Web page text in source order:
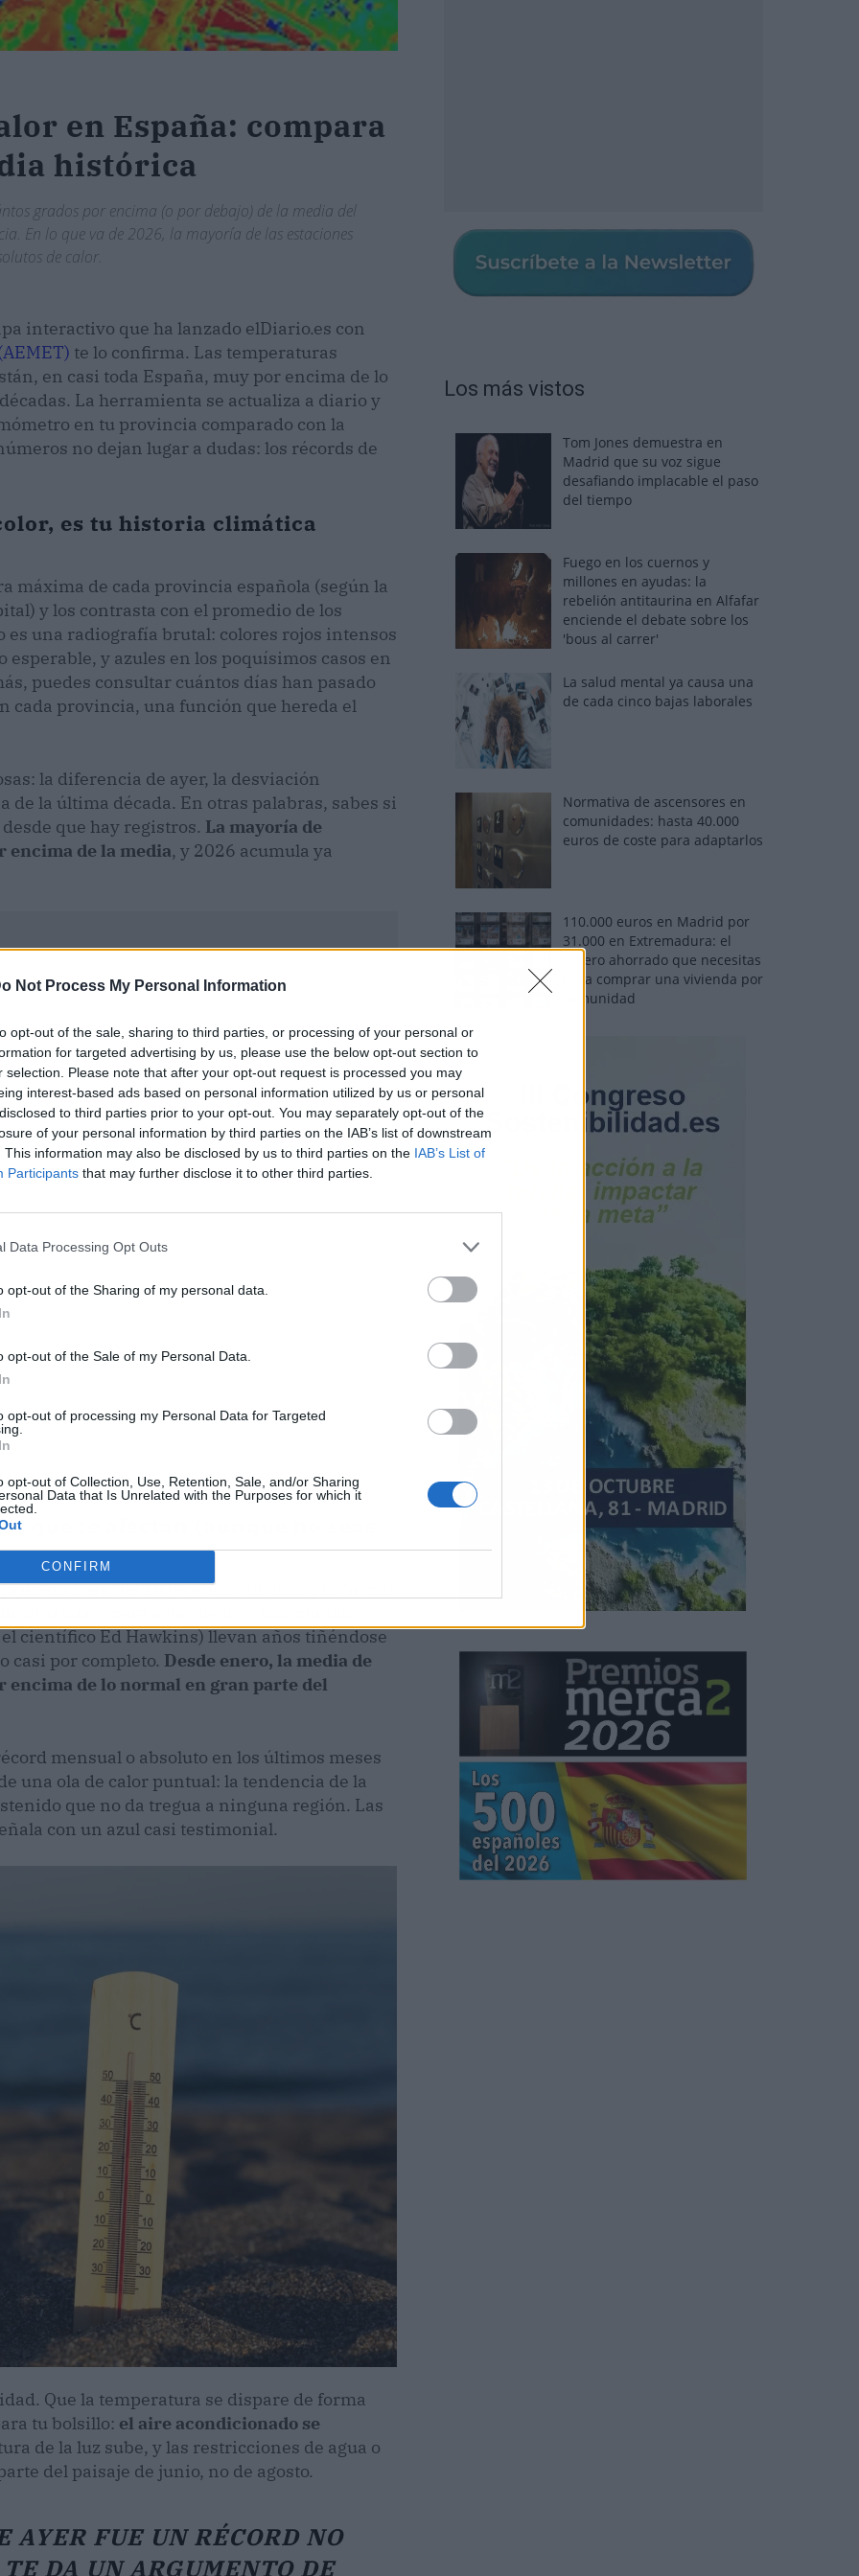
Not Process My Personal Information
opt-out of the sale, sharing to third parties, or processing of your personal or
for targeted advertising by us, please use the below opt-out section to
selection. Please note that after your opt-out request is processed you may
interest-based ads based on personal information utilized by us or personal
to third parties prior to your opt-out. You may separately opt-out of the
of your personal information by third parties on the IAB’s list of downstream
This information may also be disclosed by us to third parties on the IAB’s List of
Participants that may further disclose it to other third parties.
Data Processing Opt Outs
opt-out of the Sharing of my personal data.
opt-out of the Sale of my Personal Data.
opt-out of processing my Personal Data for Targeted
opt-out of Collection, Use, Retention, Sale, and/or Sharing
Data that Is Unrelated with the Purposes for which it
CONFIRM
en España: compara
histórica
grados por encima (o por debajo) de la media del
En lo que va de 2026, la mayoría de las estaciones
de calor.
interactivo que ha lanzado elDiario.es con
te lo confirma. Las temperaturas
en casi toda España, muy por encima de lo
La herramienta se actualiza a diario y
en tu provincia comparado con la
no dejan lugar a dudas: los récords de
es tu historia climática
máxima de cada provincia española (según la
y los contrasta con el promedio de los
una radiografía brutal: colores rojos intensos
y azules en los poquísimos casos en
puedes consultar cuántos días han pasado
cada provincia, una función que hereda el
la diferencia de ayer, la desviación
de la última década. En otras palabras, sabes si
que hay registros. La mayoría de
encima de la media, y 2026 acumula ya
que te afectan (aunque no seas
hora del 19 de junio, muchas provincias
histórica para estas fechas. Las 'climate
científico Ed Hawkins) llevan años tiñéndose
casi por completo. Desde enero, la media de
encima de lo normal en gran parte del
mensual o absoluto en los últimos meses
una ola de calor puntual: la tendencia de la
que no da tregua a ninguna región. Las
con un azul casi testimonial.
Que la temperatura se dispare de forma
tu bolsillo: el aire acondicionado se
de la luz sube, y las restricciones de agua o
del paisaje de junio, no de agosto.
AYER FUE UN RÉCORD NO
DA UN ARGUMENTO DE
Los más vistos
Tom Jones demuestra en
Madrid que su voz sigue
desafiando implacable el paso
del tiempo
Fuego en los cuernos y
millones en ayudas: la
rebelión antitaurina en Alfafar
enciende el debate sobre los
'bous al carrer'
La salud mental ya causa una
de cada cinco bajas laborales
Normativa de ascensores en
comunidades: hasta 40.000
euros de coste para adaptarlos
110.000 euros en Madrid por
31.000 en Extremadura: el
dinero ahorrado que necesitas
para comprar una vivienda por
comunidad